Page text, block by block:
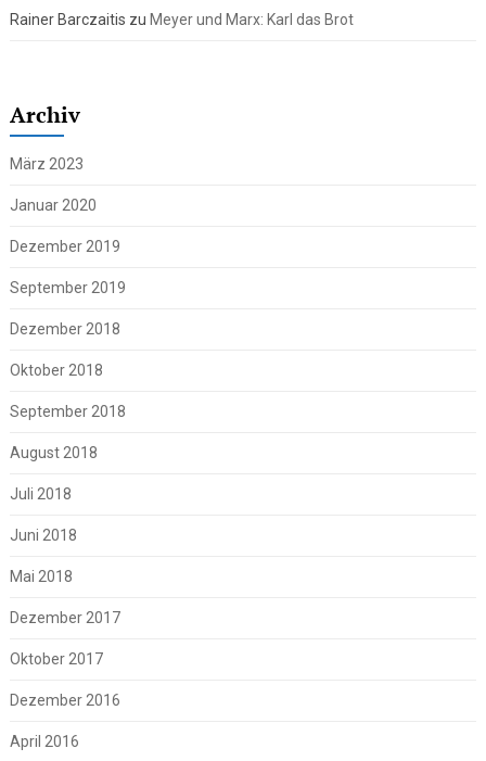
Rainer Barczaitis zu Meyer und Marx: Karl das Brot
Archiv
März 2023
Januar 2020
Dezember 2019
September 2019
Dezember 2018
Oktober 2018
September 2018
August 2018
Juli 2018
Juni 2018
Mai 2018
Dezember 2017
Oktober 2017
Dezember 2016
April 2016